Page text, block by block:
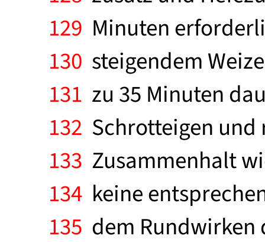
129 Minuten
130 steigendem
131 zu 35 Minuten
132 Schrotteigen und
133 Zusammenhalt
134 keine
135 dem Rundwirken